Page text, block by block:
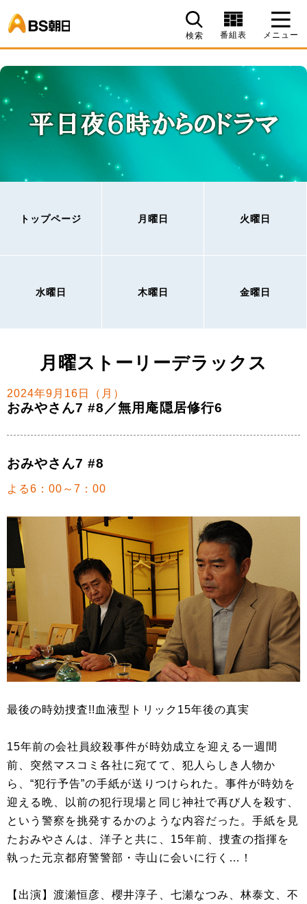
検索 番組表 メニュー
トップページ 月曜日 火曜日
水曜日 木曜日 金曜日
月曜ストーリーデラックス
2024年9月16日（月）
おみやさん7 #8／無用庵隠居修行6
おみやさん7 #8
よる6：00～7：00
最後の時効捜査!!血液型トリック15年後の真実
15年前の会社員絞殺事件が時効成立を迎える一週間
前、突然マスコミ各社に宛てて、犯人らしき人物か
ら、“犯行予告”の手紙が送りつけられた。事件が時効を
迎える晩、以前の犯行現場と同じ神社で再び人を殺す、
という警察を挑発するかのような内容だった。手紙を見
たおみやさんは、洋子と共に、15年前、捜査の指揮を
執った元京都府警警部・寺山に会いに行く…！
【出演】渡瀬恒彦、櫻井淳子、七瀬なつみ、林泰文、不